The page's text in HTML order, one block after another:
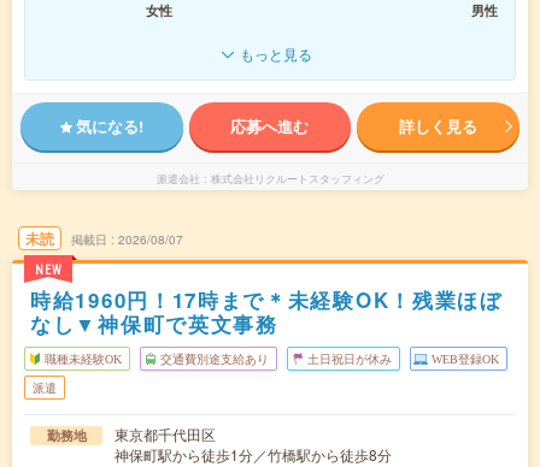
女性
男性
もっと見る
気になる! 応募へ進む 詳しく見る
派遣会社 株式会社リクルートスタッフィング
未読
NEW
掲載日 2026/08/07
時給1960円！17時まで＊未経験OK！残業ほぼ
なし▼神保町で英文事務
職種未経験OK 交通費別途支給あり 土日祝日が休み WEB登録OK
派遣
勤務地
東京都千代田区
神保町駅から徒歩1分／竹橋駅から徒歩8分